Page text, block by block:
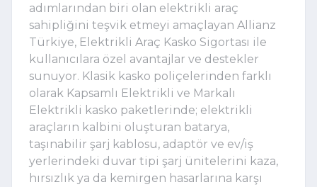
adımlarından biri olan elektrikli araç
sahipliğini teşvik etmeyi amaçlayan Allianz
Türkiye, Elektrikli Araç Kasko Sigortası ile
kullanıcılara özel avantajlar ve destekler
sunuyor. Klasik kasko poliçelerinden farklı
olarak Kapsamlı E lektrikli ve Markalı
E lektrikli kasko paketlerinde; elektrikli
araçların kalbini oluşturan batarya,
taşınabilir şarj kablosu, adaptör ve ev/iş
yerlerindeki duvar tipi şarj ünitelerini kaza,
hırsızlık ya da kemirgen hasarlarına karşı